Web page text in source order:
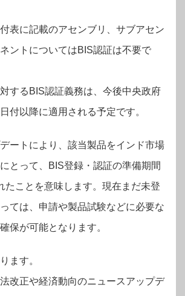
表に記載のアセンブリ、サブアセン
ントについてはBIS認証は不要で
するBIS認証義務は、今後中央政府
付以降に適用される予定です。
ートにより、該当製品をインド市場
とって、BIS登録・認証の準備期間
たことを意味します。現在まだ未登
ては、申請や製品試験などに必要な
保が可能となります。
ます。
改正や経済動向のニュースアップデ